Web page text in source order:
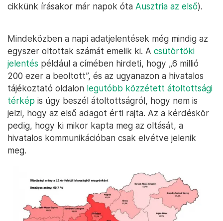
cikkünk írásakor már napok óta Ausztria az első).
Mindeközben a napi adatjelentések még mindig az
egyszer oltottak számát emelik ki. A csütörtöki
jelentés például a címében hirdeti, hogy „6 millió
200 ezer a beoltott”, és az ugyanazon a hivatalos
tájékoztató oldalon legutóbb közzétett átoltottsági
térkép is úgy beszél átoltottságról, hogy nem is
jelzi, hogy az első adagot érti rajta. Az a kérdéskör
pedig, hogy ki mikor kapta meg az oltását, a
hivatalos kommunikációban csak elvétve jelenik
meg.